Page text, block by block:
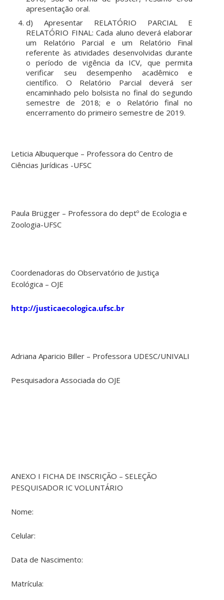
apresentação oral.
d) Apresentar RELATÓRIO PARCIAL E
RELATÓRIO FINAL: Cada aluno deverá elaborar
um Relatório Parcial e um Relatório Final
referente às atividades desenvolvidas durante
o período de vigência da ICV, que permita
verificar seu desempenho acadêmico e
científico. O Relatório Parcial deverá ser
encaminhado pelo bolsista no final do segundo
semestre de 2018; e o Relatório final no
encerramento do primeiro semestre de 2019.
Leticia Albuquerque – Professora do Centro de
Ciências Jurídicas -UFSC
Paula Brügger – Professora do deptº de Ecologia e
Zoologia-UFSC
Coordenadoras do Observatório de Justiça
Ecológica – OJE
http://justicaecologica.ufsc.br
Adriana Aparicio Biller – Professora UDESC/UNIVALI
Pesquisadora Associada do OJE
ANEXO I FICHA DE INSCRIÇÃO – SELEÇÃO
PESQUISADOR IC VOLUNTÁRIO
Nome:
Celular:
Data de Nascimento:
Matrícula: